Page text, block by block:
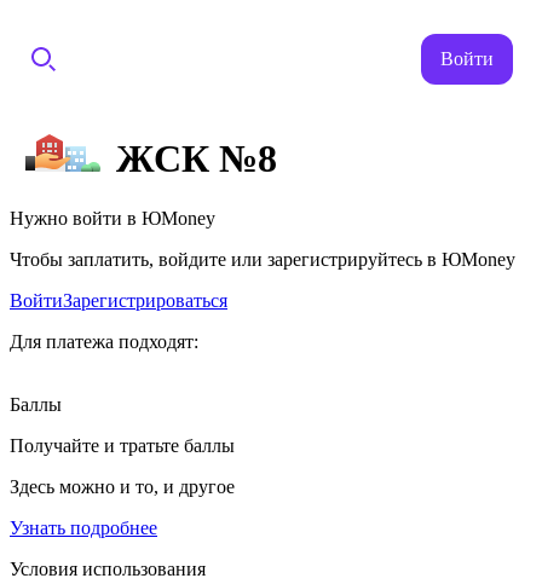
Войти
ЖСК №8
Нужно войти в ЮMoney
Чтобы заплатить, войдите или зарегистрируйтесь в ЮMoney
ВойтиЗарегистрироваться
Для платежа подходят:
Баллы
Получайте и тратьте баллы
Здесь можно и то, и другое
Узнать подробнее
Условия использования